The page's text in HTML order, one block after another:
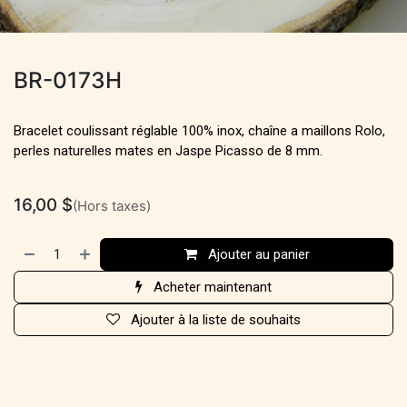
BR-0173H
Bracelet coulissant réglable 100% inox, chaîne a maillons Rolo,
perles naturelles mates en Jaspe Picasso de 8 mm.
16,00 $(Hors taxes)
Ajouter au panier
Acheter maintenant
Ajouter à la liste de souhaits